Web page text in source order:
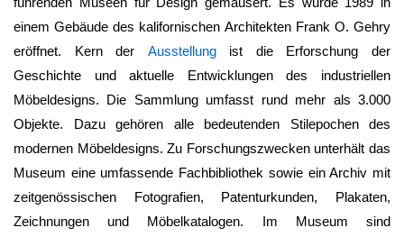
einem Gebäude des kalifornischen Architekten Frank O. Gehry
eröffnet. Kern der Ausstellungist die Erforschung der
Geschichte und aktuelle Entwicklungen des industriellen
Möbeldesigns. Die Sammlung umfasst rund mehr als 3.000
Objekte. Dazu gehören alle bedeutenden Stilepochen des
modernen Möbeldesigns. Zu Forschungszwecken unterhält das
Museum eine umfassende Fachbibliothek sowie ein Archiv mit
zeitgenössischen Fotografien, Patenturkunden, Plakaten,
Zeichnungen und Möbelkatalogen. Im Museum sind